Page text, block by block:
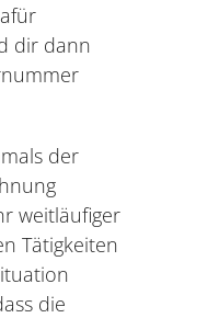
dir dann
der
weitläufiger
Tätigkeiten
die